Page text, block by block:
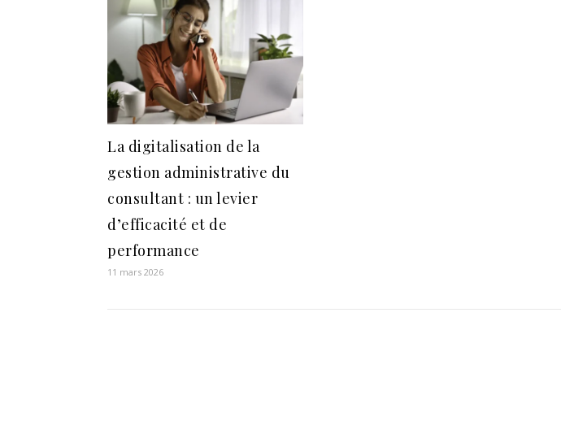
La digitalisation de la
gestion administrative du
consultant : un levier
d’efficacité et de
performance
11 mars 2026